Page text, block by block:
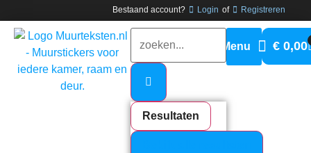
Bestaand account? Login of Registreren
Resultaten
€0,00